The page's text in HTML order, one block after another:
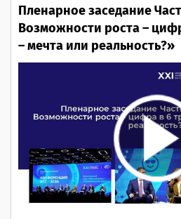
Пленарное заседание
Возможности роста –
– мечта или реальность?»